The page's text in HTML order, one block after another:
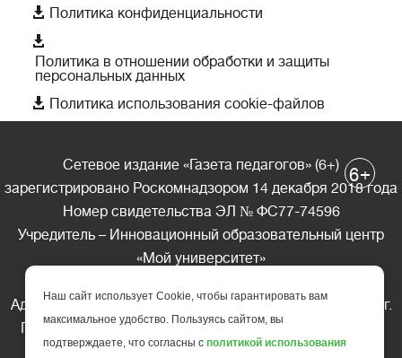
 Политика конфиденциальности

Политика в отношении обработки и защиты
персональных данных
 Политика использования cookie-файлов
Сетевое издание «Газета педагогов» (6+)
зарегистрировано Роскомнадзором 14 декабря 2018 года
Номер свидетельства ЭЛ № ФС77-74596
Учредитель – Инновационный образовательный центр
«Мой университет»
Адрес редакции: 185035 Россия, Республика Карелия, г.
Петрозаводск, ул. Фридриха Энгельса д.10, офис 211
Телефон редакции: +7 (499) 685-10-45
6+
Наш сайт использует Cookie, чтобы гарантировать вам
максимальное удобство. Пользуясь сайтом, вы
подтверждаете, что согласны с политикой использования